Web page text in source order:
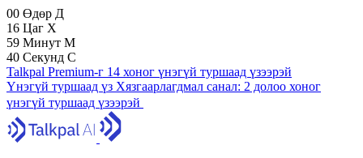
00 Өдөр Д
16 Цаг Х
59 Минут М
38 Секунд С
Talkpal Premium-г 14 хоног үнэгүй туршаад үзээрэй
Үнэгүй туршаад үз Хязгаарлагдмал санал: 2 долоо хоног
үнэгүй туршаад үзээрэй